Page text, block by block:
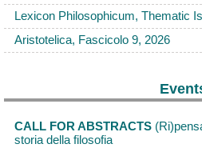
Lexicon Philosophicum, Thematic
Aristotelica, Fascicolo 9, 2026
CALL FOR ABSTRACTS
storia della filosofia